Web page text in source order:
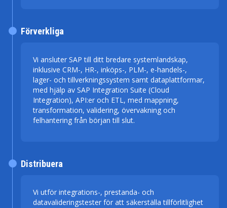
Vi ansluter SAP till ditt bredare systemlandskap,
inklusive CRM-, HR-, inköps-, PLM-, e-handels-,
lager- och tillverkningssystem samt dataplattformar,
med hjälp av SAP Integration Suite (Cloud
Integration), API:er och ETL, med mappning,
transformation, validering, övervakning och
felhantering från början till slut.
Förverkliga
Vi utför integrations-, prestanda- och
datavalideringstester för att säkerställa tillförlitlighet
Distribuera